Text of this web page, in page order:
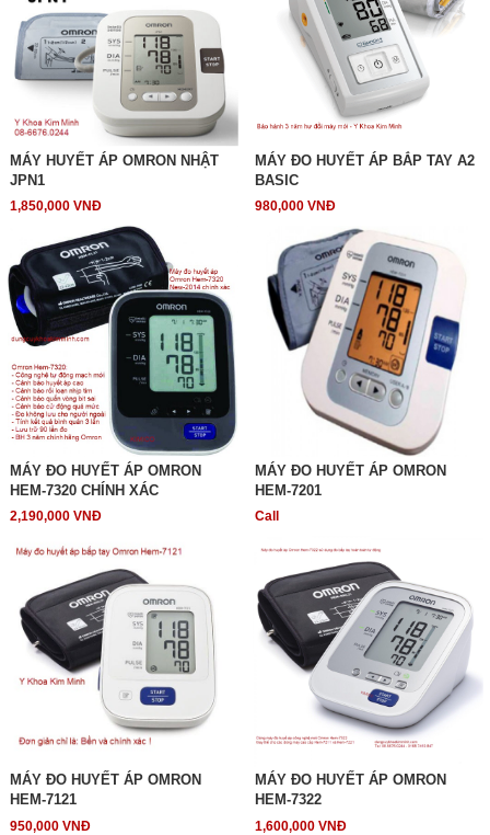
MÁY HUYẾT ÁP OMRON NHẬT
JPN1
1,850,000 VNĐ
MÁY ĐO HUYẾT ÁP BẮP TAY A2
BASIC
980,000 VNĐ
MÁY ĐO HUYẾT ÁP OMRON
HEM-7320 CHÍNH XÁC
2,190,000 VNĐ
MÁY ĐO HUYẾT ÁP OMRON
HEM-7201
Call
MÁY ĐO HUYẾT ÁP OMRON
HEM-7121
950,000 VNĐ
MÁY ĐO HUYẾT ÁP OMRON
HEM-7322
1,600,000 VNĐ